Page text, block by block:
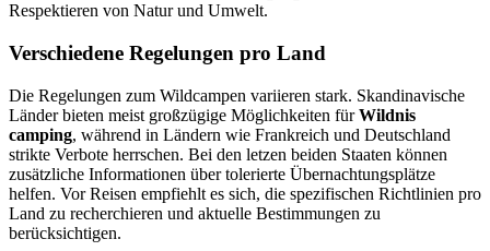
Respektieren von Natur und Umwelt.
Verschiedene Regelungen pro Land
Die Regelungen zum Wildcampen variieren stark. Skandinavische
Länder bieten meist großzügige Möglichkeiten fürWildnis
camping, während in Ländern wie Frankreich und Deutschland
strikte Verbote herrschen. Bei den letzen beiden Staaten können
zusätzliche Informationen über tolerierte Übernachtungsplätze
helfen. Vor Reisen empfiehlt es sich, die spezifischen Richtlinien pro
Land zu recherchieren und aktuelle Bestimmungen zu
berücksichtigen.